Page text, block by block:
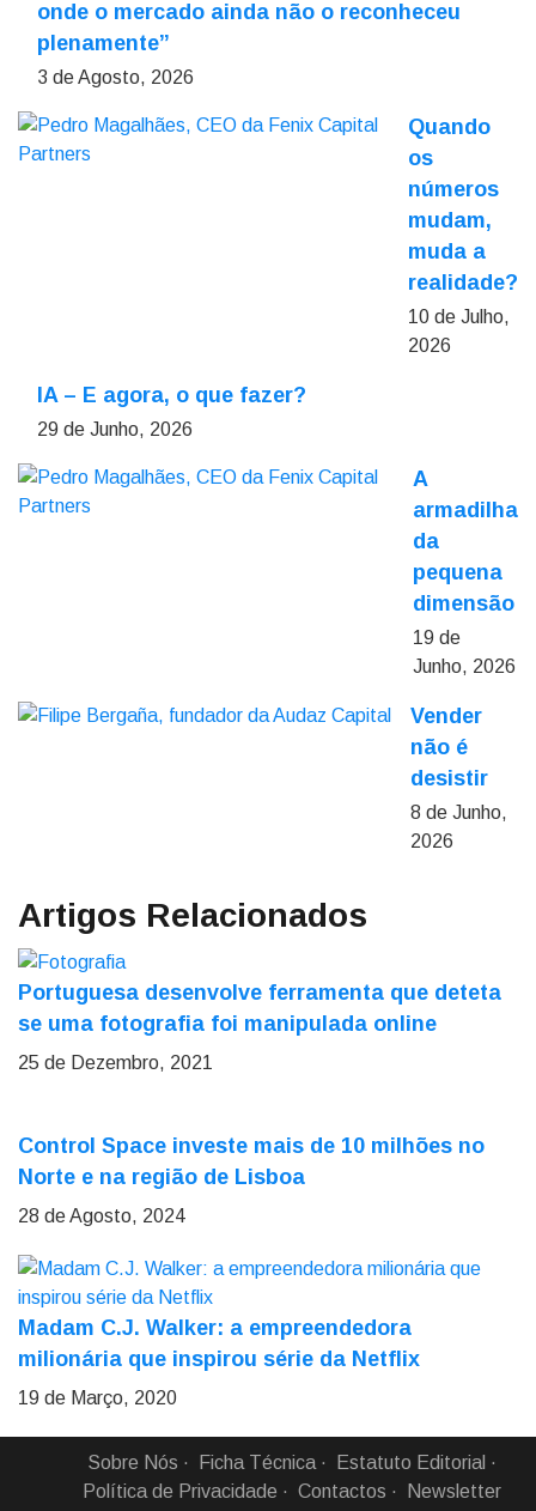
onde o mercado ainda não o reconheceu
plenamente”
3 de Agosto, 2026
Quando
os
números
mudam,
muda a
realidade?
10 de Julho,
2026
IA – E agora, o que fazer?
29 de Junho, 2026
A
armadilha
da
pequena
dimensão
19 de
Junho, 2026
Vender
não é
desistir
8 de Junho,
2026
Artigos Relacionados
Portuguesa desenvolve ferramenta que deteta
se uma fotografia foi manipulada online
25 de Dezembro, 2021
Control Space investe mais de 10 milhões no
Norte e na região de Lisboa
28 de Agosto, 2024
Madam C.J. Walker: a empreendedora
milionária que inspirou série da Netflix
19 de Março, 2020
Sobre Nós Ficha Técnica
Estatuto Editorial
Política de Privacidade
Contactos Newsletter